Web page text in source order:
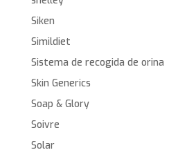
Siken
Simildiet
Sistema de recogida de orina
Skin Generics
Soap & Glory
Soivre
Solar